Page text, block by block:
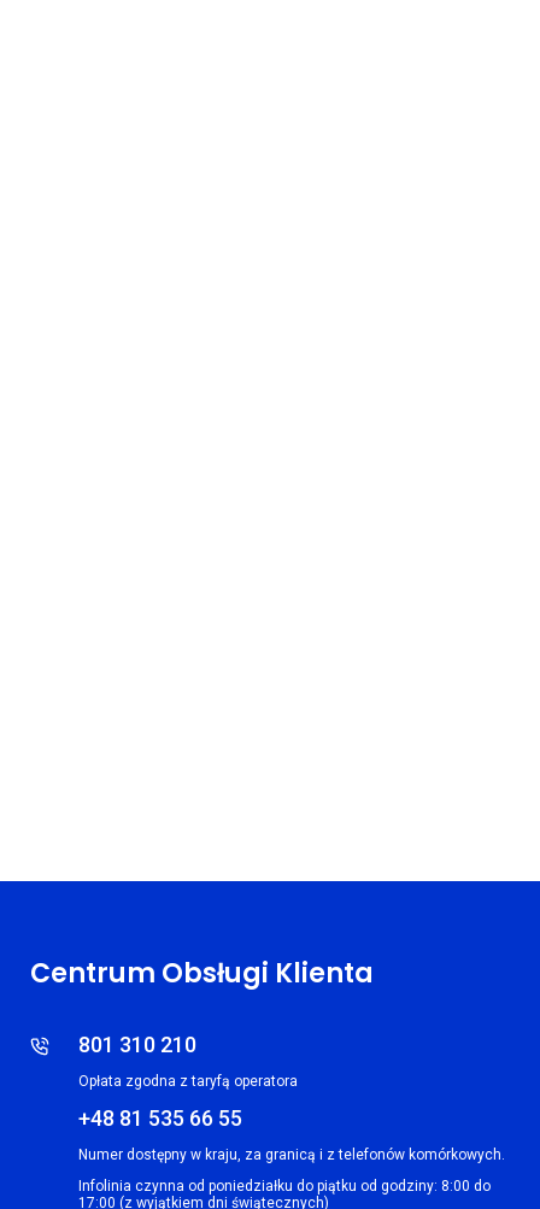
Centrum Obsługi Klienta
801 310 210
Opłata zgodna z taryfą operatora
+48 81 535 66 55
Numer dostępny w kraju, za granicą i z telefonów komórkowych.
Infolinia czynna od poniedziałku do piątku od godziny: 8:00 do
17:00 (z wyjątkiem dni świątecznych)